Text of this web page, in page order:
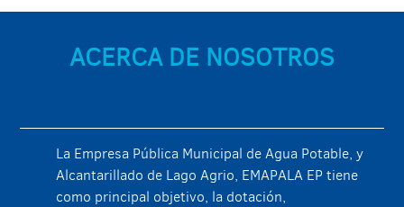
ACERCA DE NOSOTROS
La Empresa Pública Municipal de Agua Potable, y
Alcantarillado de Lago Agrio, EMAPALA EP tiene
como principal objetivo, la dotación,